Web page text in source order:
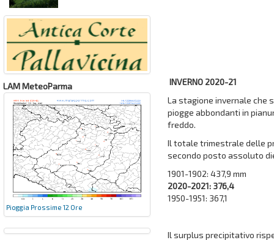
LAM MeteoParma
Pioggia Prossime 12 Ore
INVERNO 2020-21
La stagione invernale che
piogge abbondanti in
freddo.
Il totale trimestrale delle
secondo posto assoluto
1901-1902: 437,9 mm
2020-2021: 376,4
1950-1951: 367,1
Il surplus precipitativo